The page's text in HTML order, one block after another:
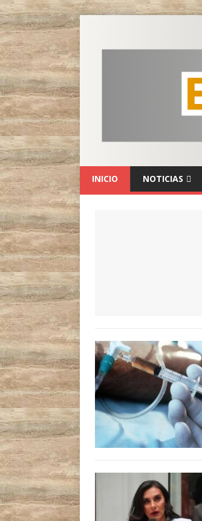
INICIO NOTICIAS